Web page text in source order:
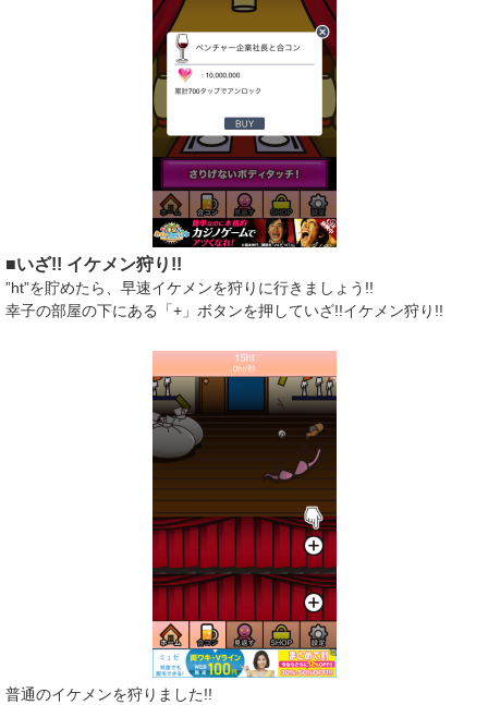
■いざ!! イケメン狩り!!
”ht”を貯めたら、早速イケメンを狩りに行きましょう!!
幸子の部屋の下にある「+」ボタンを押していざ!!イケメン狩り!!
普通のイケメンを狩りました!!